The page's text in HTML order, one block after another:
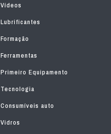
Vídeos
Lubrificantes
Formação
Ferramentas
Primeiro Equipamento
Tecnologia
Consumíveis auto
Vidros